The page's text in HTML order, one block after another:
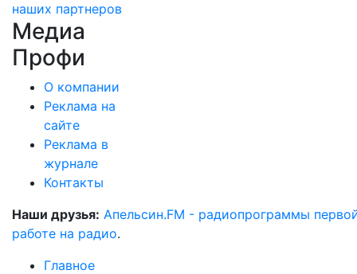
наших партнеров
Медиа
Профи
О компании
Реклама на
сайте
Реклама в
журнале
Контакты
Наши друзья: Апельсин.FM - радиопрограммы
работе на радио.
Главное